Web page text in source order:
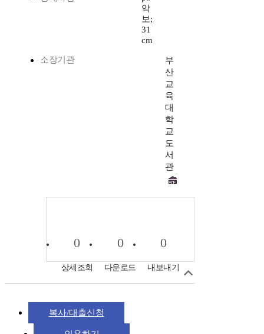
악
보;
31
cm
소장기관
부
산
교
육
대
학
교
도
서
관
0
상세조회
0
다운로드
0
내보내기
복사/대출신청